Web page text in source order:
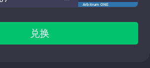
Arbitrum ONE
兑换